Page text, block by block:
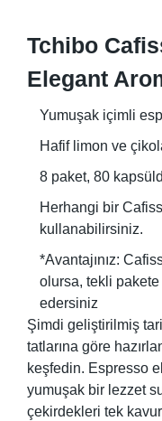
Tchibo
Elegant
Yumuşak içimli
Hafif limon ve
8 paket, 80
Herhangi bir
kullanabilirsiniz.
*Avantajınız:
olursa, tekli
edersiniz
Şimdi geliştirilmiş
tatlarına göre
keşfedin. Espresso
yumuşak bir lezzet
çekirdekleri tek